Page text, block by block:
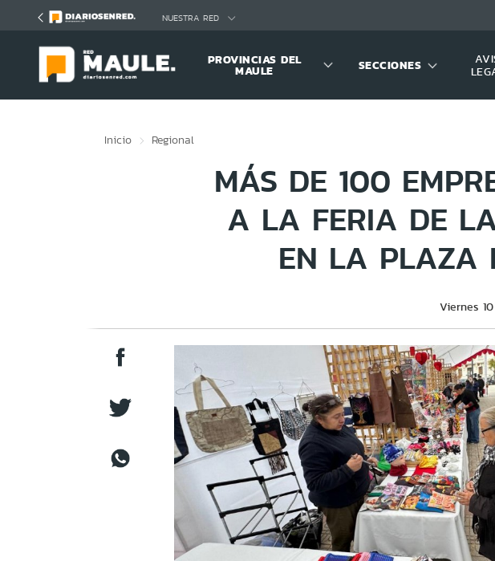
NUESTRA RED
PROVINCIAS DEL
MAULE SECCIONES
Inicio Regional
MÁS DE 100
A LA FERIA DE
EN LA PLAZA
Viernes